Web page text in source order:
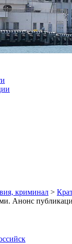
криминал >
Анонс